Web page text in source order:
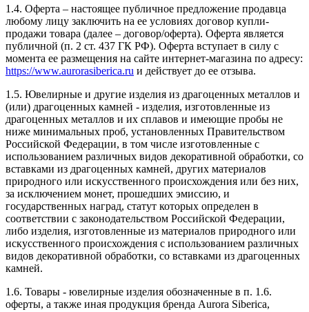
1.4. Оферта – настоящее публичное предложение продавца
любому лицу заключить на ее условиях договор купли-
продажи товара (далее – договор/оферта). Оферта является
публичной (п. 2 ст. 437 ГК РФ). Оферта вступает в силу с
момента ее размещения на сайте интернет-магазина по адресу:
https://www.aurorasiberica.ru и действует до ее отзыва.
1.5. Ювелирные и другие изделия из драгоценных металлов и
(или) драгоценных камней - изделия, изготовленные из
драгоценных металлов и их сплавов и имеющие пробы не
ниже минимальных проб, установленных Правительством
Российской Федерации, в том числе изготовленные с
использованием различных видов декоративной обработки, со
вставками из драгоценных камней, других материалов
природного или искусственного происхождения или без них,
за исключением монет, прошедших эмиссию, и
государственных наград, статут которых определен в
соответствии с законодательством Российской Федерации,
либо изделия, изготовленные из материалов природного или
искусственного происхождения с использованием различных
видов декоративной обработки, со вставками из драгоценных
камней.
1.6. Товары - ювелирные изделия обозначенные в п. 1.6.
оферты, а также иная продукция бренда Aurora Siberica,